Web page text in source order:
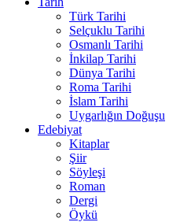
Türk Tarihi
Selçuklu Tarihi
Osmanlı Tarihi
İnkilap Tarihi
Dünya Tarihi
Roma Tarihi
İslam Tarihi
Uygarlığın Doğuşu
Edebiyat
Kitaplar
Şiir
Söyleşi
Roman
Dergi
Öykü